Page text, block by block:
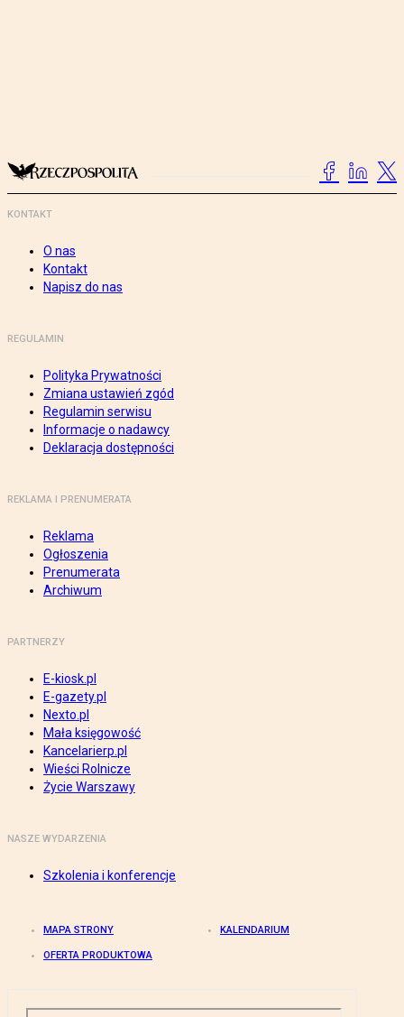
KONTAKT
O nas
Kontakt
Napisz do nas
REGULAMIN
Polityka Prywatności
Zmiana ustawień zgód
Regulamin serwisu
Informacje o nadawcy
Deklaracja dostępności
REKLAMA I PRENUMERATA
Reklama
Ogłoszenia
Prenumerata
Archiwum
PARTNERZY
E-kiosk.pl
E-gazety.pl
Nexto.pl
Mała księgowość
Kancelarierp.pl
Wieści Rolnicze
Życie Warszawy
NASZE WYDARZENIA
Szkolenia i konferencje
MAPA STRONY KALENDARIUM
OFERTA PRODUKTOWA